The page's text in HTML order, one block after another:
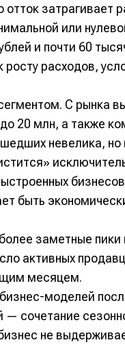
затрагивает
или
и почти 60
расходов,
С рынка
20 млн, а также
невелика, но
быть
заметные
активных
месяцем.
моделей
сочетание
не